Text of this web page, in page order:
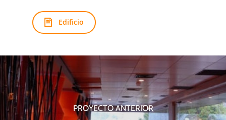
Edificio
PROYECTO ANTERIOR